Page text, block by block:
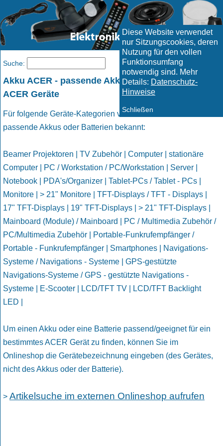
Diese Website verwendet
nur Sitzungscookies, deren
Nutzung für den vollen
Funktionsumfang
notwendig sind. Mehr
Details: Datenschutz-
Hinweise
Schließen
Akku ACER - passende Akkus und Batterien für
ACER Geräte
Für folgende Geräte-Kategorien von ACER sind uns
passende Akkus oder Batterien bekannt:
Beamer Projektoren | TV Zubehör | Computer | stationäre
Computer | PC / Workstation / PC/Workstation | Server |
Notebook | PDA's/Organizer | Tablet-PCs / Tablet - PCs |
Monitore | > 21" Monitore | TFT-Displays / TFT - Displays |
17" TFT-Displays | 19" TFT-Displays | > 21" TFT-Displays |
Mainboard (Module) / Mainboard | PC / Multimedia Zubehör /
PC/Multimedia Zubehör | Portable-Funkrufempfänger /
Portable - Funkrufempfänger | Smartphones | Navigations-
Systeme / Navigations - Systeme | GPS-gestützte
Navigations-Systeme / GPS - gestützte Navigations -
Systeme | E-Scooter | LCD/TFT TV | LCD/TFT Backlight
LED |
Um einen Akku oder eine Batterie passend/geeignet für ein
bestimmtes ACER Gerät zu finden, können Sie im
Onlineshop die Gerätebezeichnung eingeben (des Gerätes,
nicht des Akkus oder der Batterie).
> Artikelsuche im externen Onlineshop aufrufen
Suche: